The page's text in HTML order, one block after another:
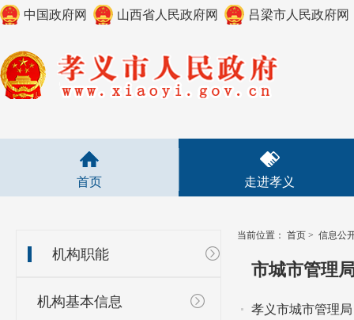
中国政府网 山西省人民政府网 吕梁市人民政府网
首页 走进孝义
机构职能
机构基本信息
当前位置： 首页 > 信息公
市城市管理
孝义市城市管理局